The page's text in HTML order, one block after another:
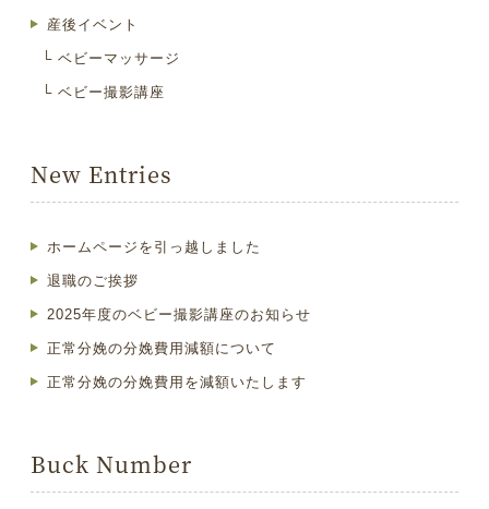
産後イベント
ベビーマッサージ
ベビー撮影講座
New Entries
ホームページを引っ越しました
退職のご挨拶
2025年度のベビー撮影講座のお知らせ
正常分娩の分娩費用減額について
正常分娩の分娩費用を減額いたします
Buck Number